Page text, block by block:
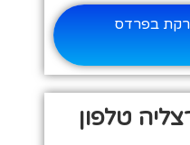
בפרדס
טלפון